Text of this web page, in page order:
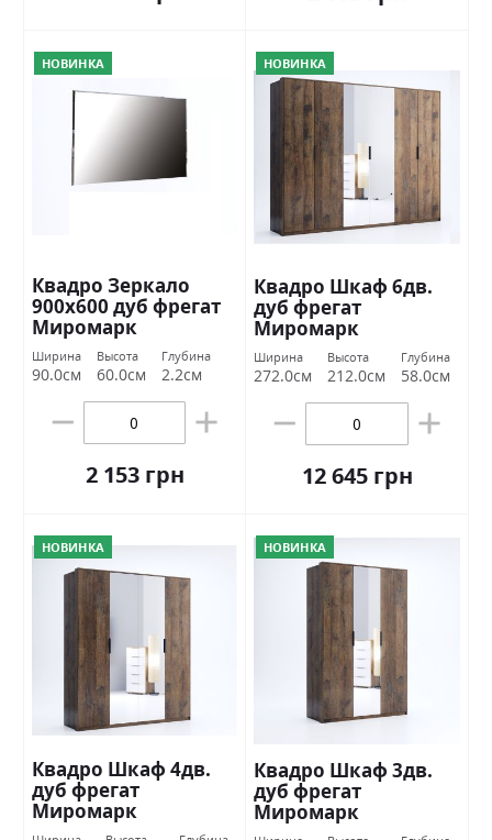
НОВИНКА
Квадро Зеркало
900х600 дуб фрегат
Миромарк
Ширина
90.0см
Высота
60.0см
Глубина
2.2см
2 153 грн
НОВИНКА
Квадро Шкаф 6дв.
дуб фрегат
Миромарк
Ширина
272.0см
Высота
212.0см
Глубина
58.0см
12 645 грн
НОВИНКА
Квадро Шкаф 4дв.
дуб фрегат
Миромарк
НОВИНКА
Квадро Шкаф 3дв.
дуб фрегат
Миромарк